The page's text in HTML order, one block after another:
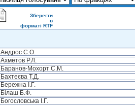
Зберегти
в
форматі RTF
Андрос С.О.
Ахметов Р.Л.
Баранов-Мохорт С.М.
Бахтеєва Т.Д.
Бережна І.Г.
Білаш Б.Ф.
Богословська І.Г.